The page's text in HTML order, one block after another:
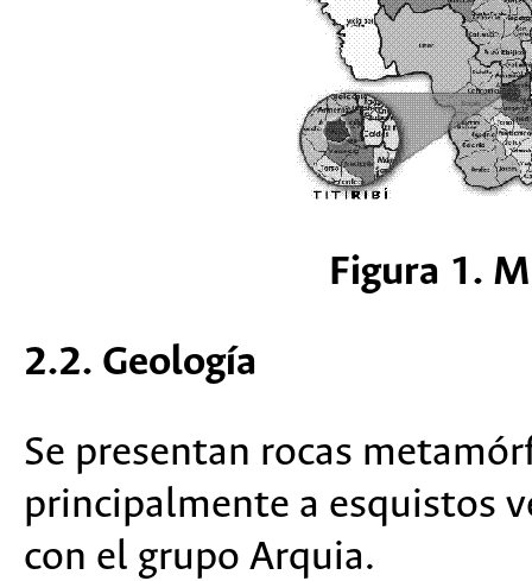
Figura 1.
2.2. Geología
Se presentan rocas
principalmente a esquistos
con el grupo Arquia.